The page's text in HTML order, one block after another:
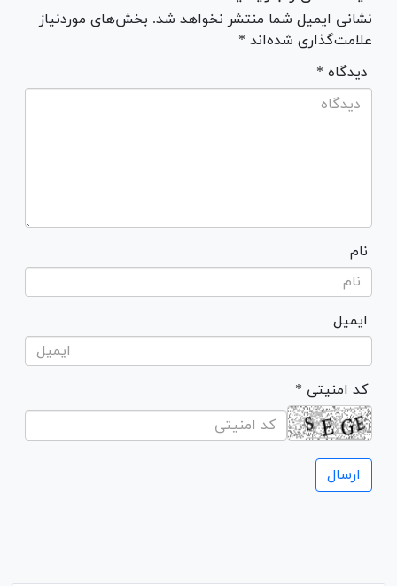
نشانی ایمیل شما منتشر نخواهد شد. بخش‌های موردنیاز
علامت‌گذاری شده‌اند *
* دیدگاه
نام
ایمیل
* کد امنیتی